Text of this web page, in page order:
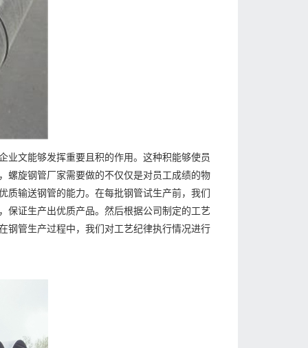
业文能够发挥重要且积的作用。这种积能够使员
螺旋钢管厂家需要做的不仅仅是对员工成绩的物
输送钢管的能力。在每批钢管试生产前，我们
保证生产出优质产品。然后根据公司制定的工艺
钢管生产过程中，我们对工艺纪律执行情况进行